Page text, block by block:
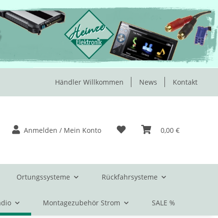
Händler Willkommen News Kontakt
Anmelden / Mein Konto 0,00 €
Ortungssysteme Rückfahrsysteme
Montagezubehör Strom SALE %